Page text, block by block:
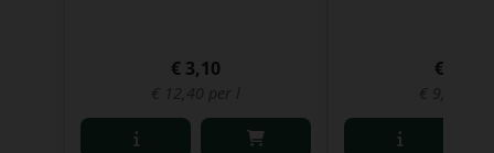
€ 3,10
€ 12,40 per l
€ 7,42
€ 9,90